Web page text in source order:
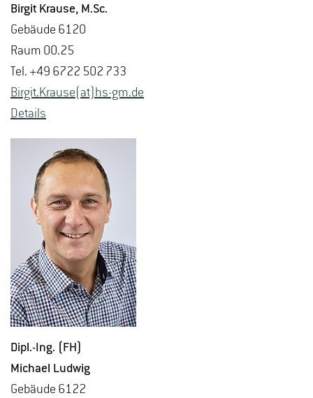
Bir­git Krau­se, M.​Sc.
Ge­bäu­de 6120
Raum 00.25
Tel. +49 6722 502 733
Bir­git.Krau­se(at)hs-​gm.​de
De­tails
Dipl.-Ing. (FH)
Mi­cha­el Lud­wig
Ge­bäu­de 6122